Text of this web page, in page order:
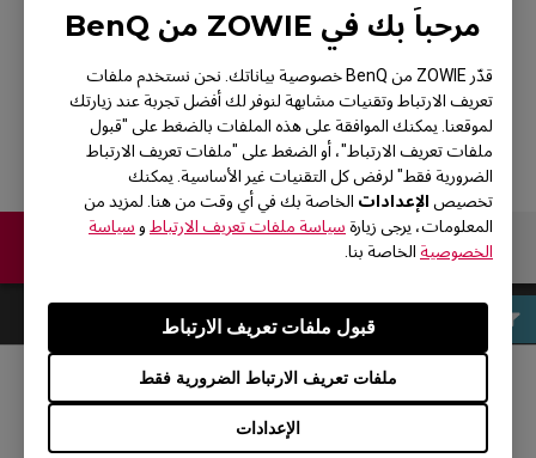
مرحباً بك في ZOWIE من BenQ
قدّر ZOWIE من BenQ خصوصية بياناتك. نحن نستخدم ملفات
تعريف الارتباط وتقنيات مشابهة لنوفر لك أفضل تجربة عند زيارتك
لموقعنا. يمكنك الموافقة على هذه الملفات بالضغط على "قبول
ملفات تعريف الارتباط"، أو الضغط على "ملفات تعريف الارتباط
الضرورية فقط" لرفض كل التقنيات غير الأساسية. يمكنك
تخصيص الإعدادات الخاصة بك في أي وقت من هنا. لمزيد من
المعلومات، يرجى زيارة سياسة ملفات تعريف الارتباط و سياسة
الخصوصية الخاصة بنا.
الإعدادات
ملفات تعريف الارتباط الضرورية فقط
قبول ملفات تعريف الارتباط
G-SR+-SE HLTV
SPECIAL EDITION
مواقع التواصل الاجتماعي